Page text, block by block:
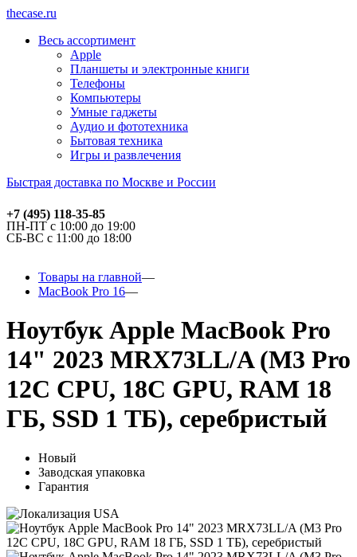
thecase.ru
Весь ассортимент
Apple
Планшеты и электронные книги
Телефоны
Компьютеры
Умные гаджеты
Аудио и фототехника
Бытовая техника
Игры и развлечения
Быстрая доставка по Москве и России
+7 (495) 118-35-85
ПН-ПТ с 10:00 до 19:00
СБ-ВС с 11:00 до 18:00
Товары на главной
MacBook Pro 16
Ноутбук Apple MacBook Pro
14" 2023 MRX73LL/A (M3 Pro
12C CPU, 18C GPU, RAM 18
ГБ, SSD 1 ТБ), серебристый
Новый
Заводская упаковка
Гарантия